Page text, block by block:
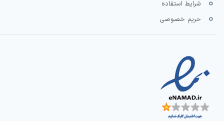
شرایط استفاده
حریم خصوصی